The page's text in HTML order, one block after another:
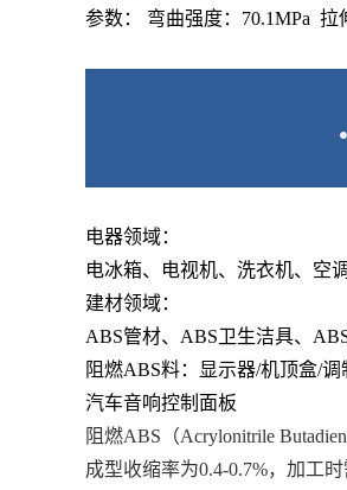
参数： 弯曲强度：70.1MPa 拉
电器领域：
电冰箱、电视机、洗衣机、空
建材领域：
ABS管材、ABS卫生洁具、
阻燃ABS料：显示器/机顶盒/
汽车音响控制面板
阻燃ABS（Acrylonitrile
成型收缩率为0.4-0.7%，加工